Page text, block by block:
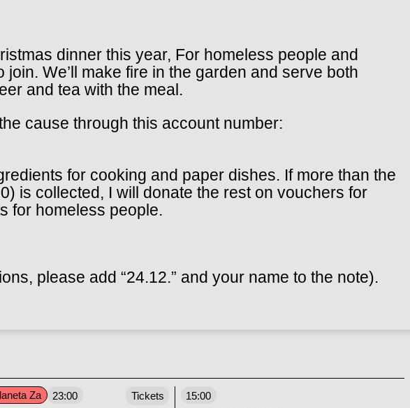
dinner this year, For homeless people and
We’ll make fire in the garden and serve both
and tea with the meal.
cause through this account number:
for cooking and paper dishes. If more than the
is collected, I will donate the rest on vouchers for
for homeless people.
please add “24.12.” and your name to the note).
Za 23:00 Tickets 15:00